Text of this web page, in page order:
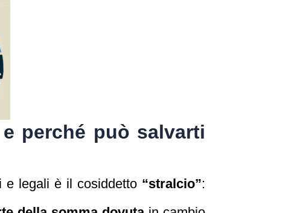
perché può salvarti
e legali è il cosiddetto “stralcio”: